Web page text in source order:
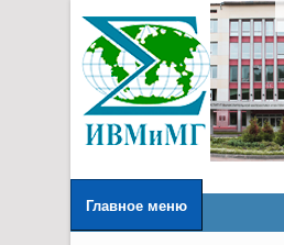
Главное меню